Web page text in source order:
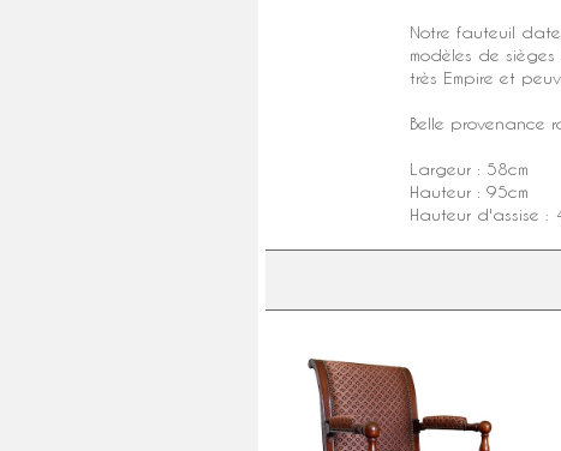
Notre fauteuil
modèles de
très Empire et
Belle provenance
Largeur : 58cm
Hauteur : 95cm
Hauteur d'assise :